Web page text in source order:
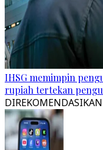
IHSG memimpin
rupiah tertekan
DIREKOMENDASIKAN